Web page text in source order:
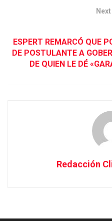
ESPERT REMARCÓ QUE
DE POSTULANTE A
DE QUIEN LE DÉ
Redacción